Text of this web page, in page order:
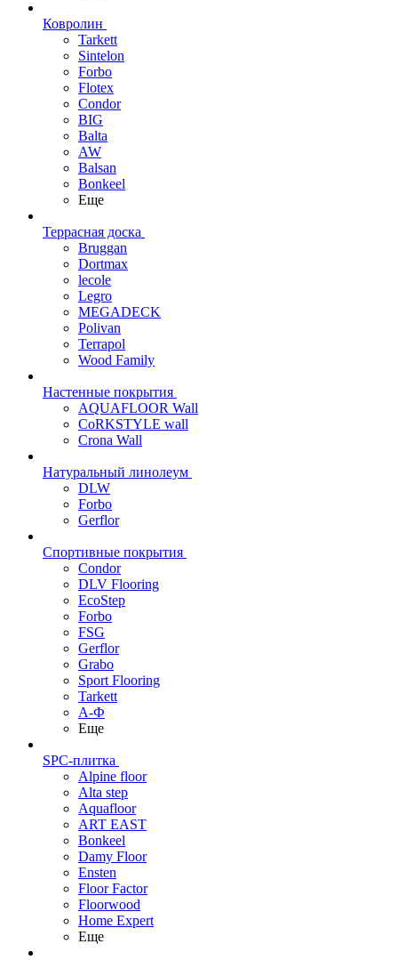
Ковролин
Tarkett
Sintelon
Forbo
Flotex
Condor
BIG
Balta
AW
Balsan
Bonkeel
Еще
Террасная доска
Bruggan
Dortmax
lecole
Legro
MEGADECK
Polivan
Terrapol
Wood Family
Настенные покрытия
AQUAFLOOR Wall
CoRKSTYLE wall
Crona Wall
Натуральный линолеум
DLW
Forbo
Gerflor
Спортивные покрытия
Condor
DLV Flooring
EcoStep
Forbo
FSG
Gerflor
Grabo
Sport Flooring
Tarkett
А-Ф
Еще
SPC-плитка
Alpine floor
Alta step
Aquafloor
ART EAST
Bonkeel
Damy Floor
Ensten
Floor Factor
Floorwood
Home Expert
Еще